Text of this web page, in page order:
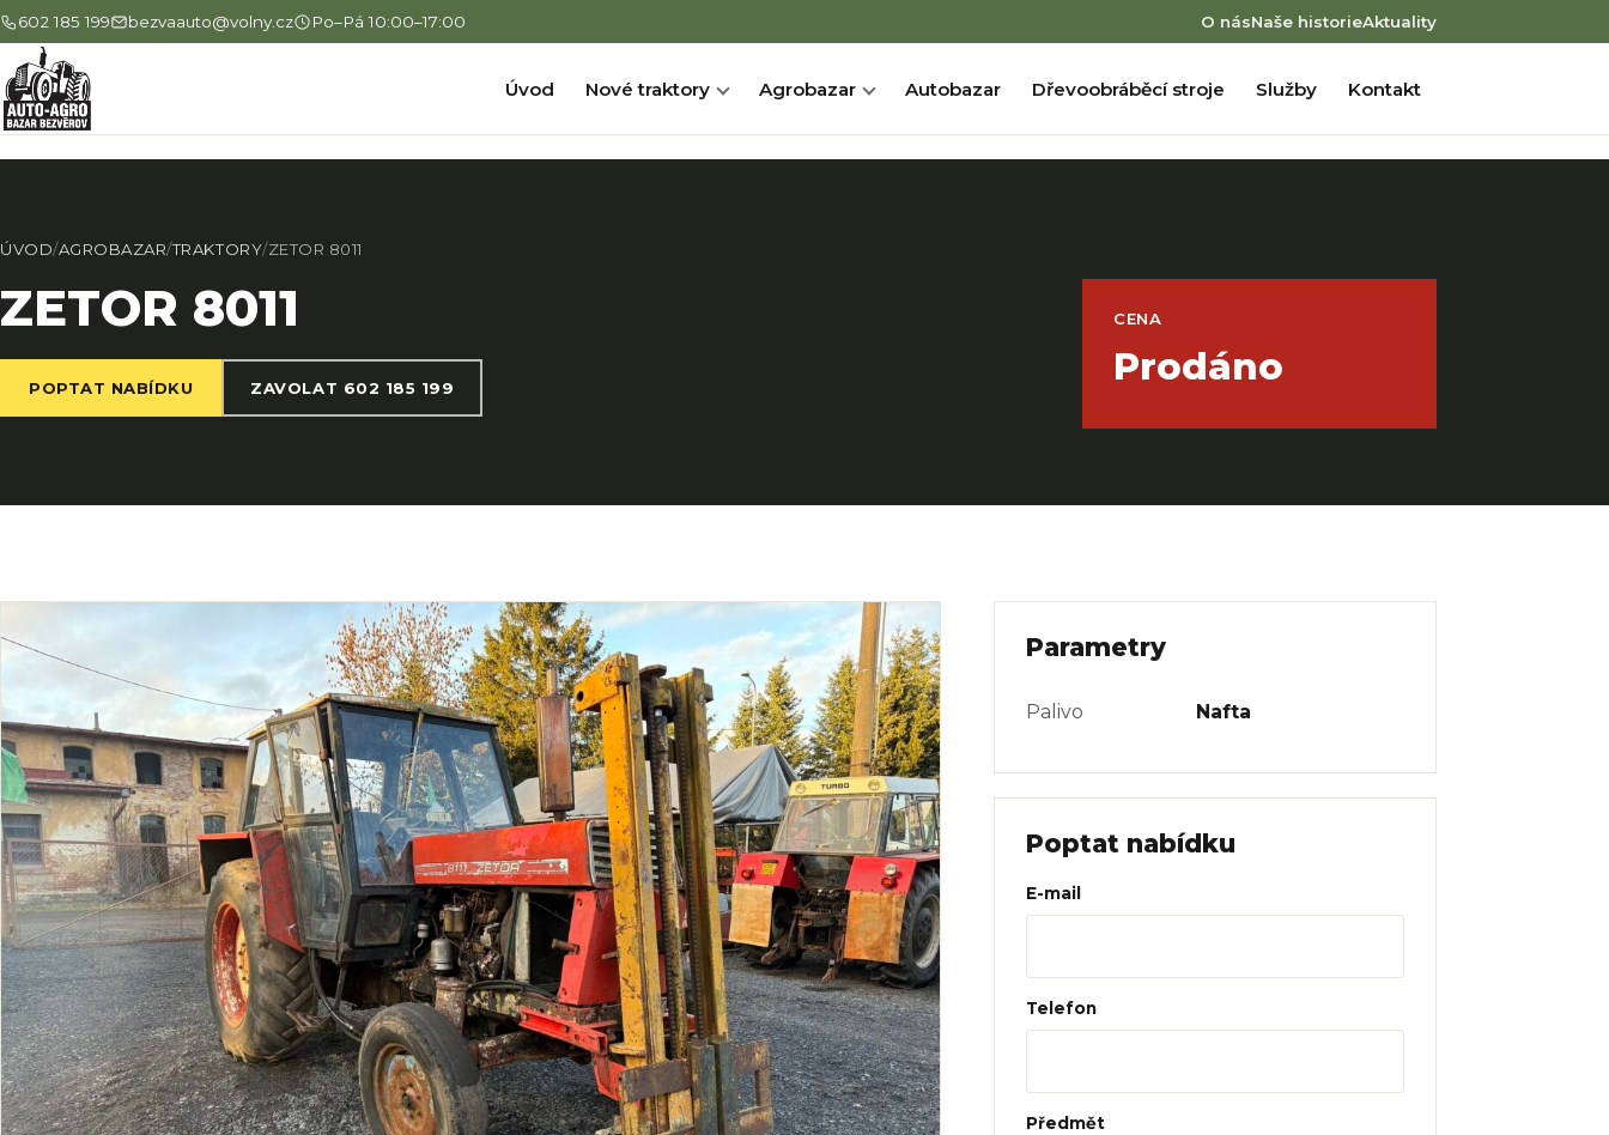
602 185 199 bezvaauto@volny.cz Po–Pá 10:00–17:00 O násNaše historieAktuality
Úvod Nové traktory Agrobazar Autobazar Dřevoobráběcí stroje Služby Kontakt
ÚVOD/AGROBAZAR/TRAKTORY/ZETOR 8011
ZETOR 8011
POPTAT NABÍDKU ZAVOLAT 602 185 199
CENA
Prodáno
Parametry
Palivo Nafta
Poptat nabídku
E-mail
Telefon
Předmět